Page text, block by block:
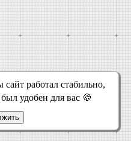
работал стабильно,
удобен для вас 🍪